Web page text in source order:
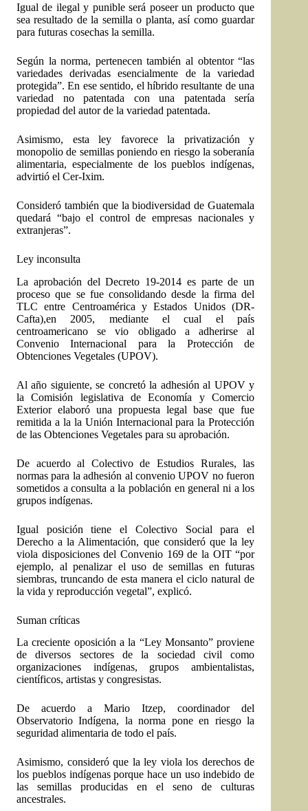
Igual de ilegal y punible será poseer un producto que
sea resultado de la semilla o planta, así como guardar
para futuras cosechas la semilla.
Según la norma, pertenecen también al obtentor “las
variedades derivadas esencialmente de la variedad
protegida”. En ese sentido, el híbrido resultante de una
variedad no patentada con una patentada sería
propiedad del autor de la variedad patentada.
Asimismo, esta ley favorece la privatización y
monopolio de semillas poniendo en riesgo la soberanía
alimentaria, especialmente de los pueblos indígenas,
advirtió el Cer-Ixim.
Consideró también que la biodiversidad de Guatemala
quedará “bajo el control de empresas nacionales y
extranjeras”.
Ley inconsulta
La aprobación del Decreto 19-2014 es parte de un
proceso que se fue consolidando desde la firma del
TLC entre Centroamérica y Estados Unidos (DR-
Cafta),en 2005, mediante el cual el país
centroamericano se vio obligado a adherirse al
Convenio Internacional para la Protección de
Obtenciones Vegetales (UPOV).
Al año siguiente, se concretó la adhesión al UPOV y
la Comisión legislativa de Economía y Comercio
Exterior elaboró una propuesta legal base que fue
remitida a la la Unión Internacional para la Protección
de las Obtenciones Vegetales para su aprobación.
De acuerdo al Colectivo de Estudios Rurales, las
normas para la adhesión al convenio UPOV no fueron
sometidos a consulta a la población en general ni a los
grupos indígenas.
Igual posición tiene el Colectivo Social para el
Derecho a la Alimentación, que consideró que la ley
viola disposiciones del Convenio 169 de la OIT “por
ejemplo, al penalizar el uso de semillas en futuras
siembras, truncando de esta manera el ciclo natural de
la vida y reproducción vegetal”, explicó.
Suman críticas
La creciente oposición a la “Ley Monsanto” proviene
de diversos sectores de la sociedad civil como
organizaciones indígenas, grupos ambientalistas,
científicos, artistas y congresistas.
De acuerdo a Mario Itzep, coordinador del
Observatorio Indígena, la norma pone en riesgo la
seguridad alimentaria de todo el país.
Asimismo, consideró que la ley viola los derechos de
los pueblos indígenas porque hace un uso indebido de
las semillas producidas en el seno de culturas
ancestrales.